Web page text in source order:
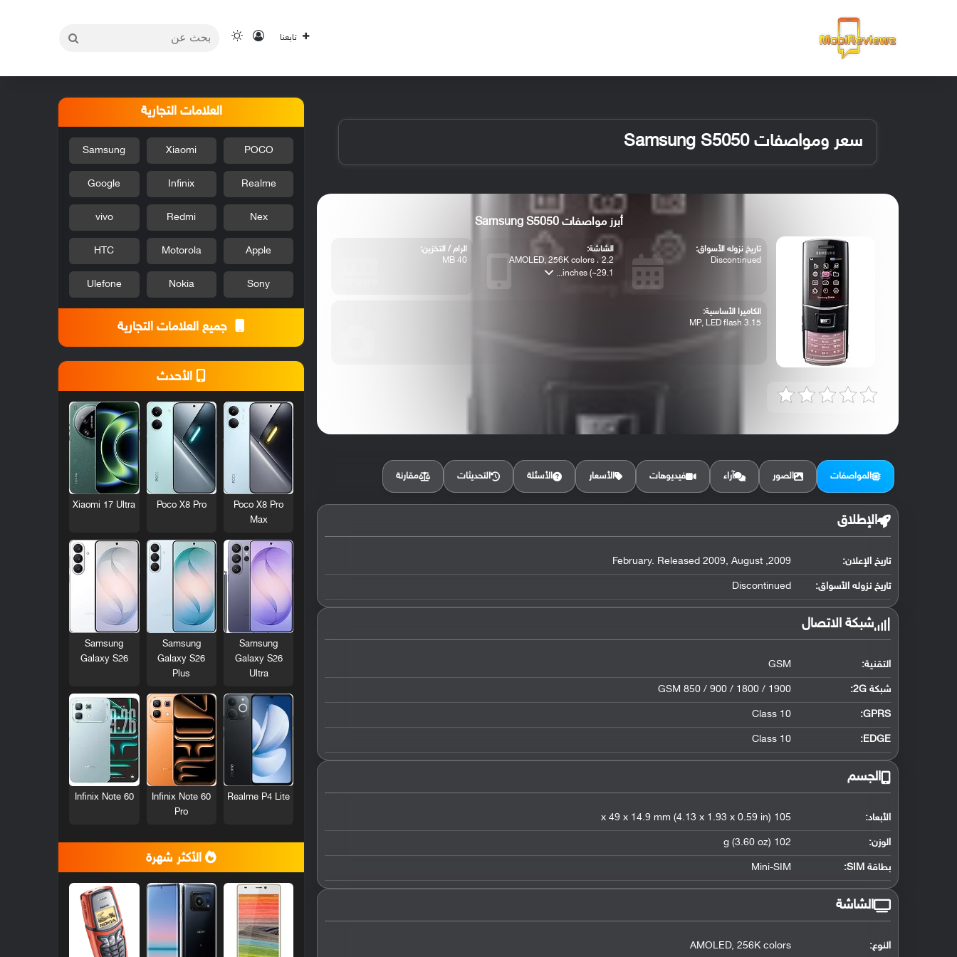
تابعنا تسجيل الدخول
الوضع المظلم
سعر ومواصفات Samsung S5050
أبرز مواصفات Samsung S5050
تاريخ نزوله الأسواق:
Discontinued
الشاشة:
AMOLED, 256K colors ، 2.2
inches (~29.1...
الرام / التخزين:
40 MB
الكاميرا الأساسية:
3.15 MP, LED flash
المواصفات الصور آراء فيديوهات الأسعار الأسئلة التحديثات مقارنة
الإطلاق
تاريخ الإعلان: 2009, February. Released 2009, August
تاريخ نزوله الأسواق: Discontinued
شبكة الاتصال
التقنية: GSM
شبكة 2G: GSM 850 / 900 / 1800 / 1900
GPRS:
Class 10
EDGE:
Class 10
الجسم
الأبعاد: 105 x 49 x 14.9 mm (4.13 x 1.93 x 0.59 in)
الوزن: 102 g (3.60 oz)
بطاقة SIM: Mini-SIM
الشاشة
النوع: AMOLED, 256K colors
العلامات التجارية
POCO
Xiaomi
Samsung
Realme
Infinix
Google
Nex
Redmi
vivo
Apple
Motorola
HTC
Sony
Nokia
Ulefone
جميع العلامات التجارية
الأحدث
Poco X8 Pro
Max
Poco X8 Pro
Xiaomi 17 Ultra
Samsung
Galaxy S26
Ultra
Samsung
Galaxy S26
Plus
Samsung
Galaxy S26
Realme P4 Lite
Infinix Note 60
Pro
Infinix Note 60
الأكثر شهرة